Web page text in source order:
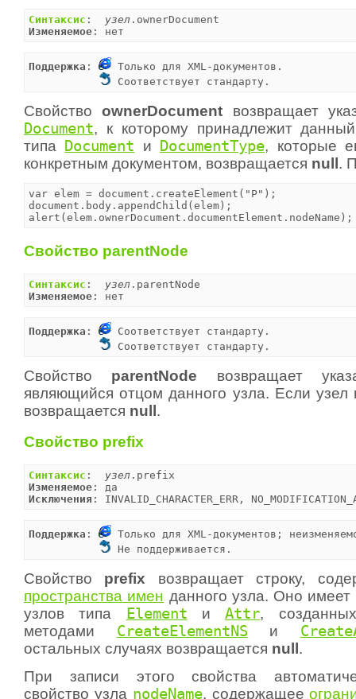
Синтаксис : узел
Изменяемое : нет
Поддержка :
Только для XML-документов.
Соответствует стандарту.
СвойствоownerDocument возвращает
Document, к которому принадлежит
типа
Document и DocumentType, которые
конкретным документом, возвращается null .
var elem = document.createElement("P");
document.body.appendChild(elem);
alert(elem.ownerDocument.documentElement.nodeName);
Свойство parentNode
Синтаксис : узел
Изменяемое : нет
Поддержка :
Соответствует стандарту.
Соответствует стандарту.
Свойство parentNode возвращает
являющийся отцом данного узла. Если узел
возвращается null.
Свойство prefix
Синтаксис : узел
Изменяемое
Исключения : INVALID_CHARACTER_ERR,
Поддержка :
Только для XML-документов;
Не поддерживается.
Свойство prefix возвращает строку,
пространства имен данного узла. Оно
узлов типа
Element иAttr,
методами CreateElementNSи
остальных случаях возвращается null .
При записи этого свойства
свойство узла nodeName, содержащее